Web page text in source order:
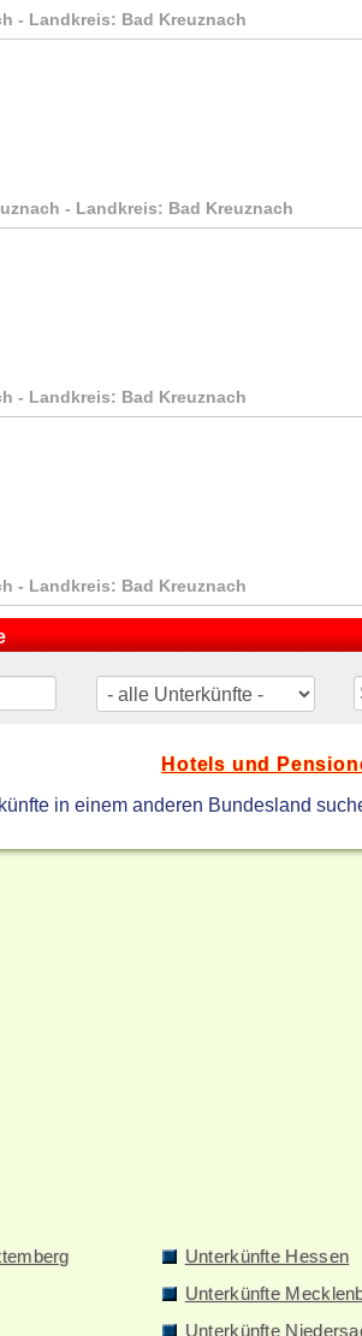
- Landkreis: Bad Kreuznach
- Landkreis: Bad Kreuznach
- Landkreis: Bad Kreuznach
- Landkreis: Bad Kreuznach
Hotels und
in einem anderen Bundesland
Unterkünfte Hessen
Unterkünfte
Unterkünfte